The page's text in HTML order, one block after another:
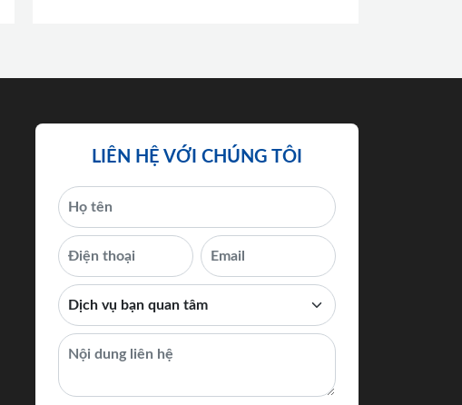
LIÊN HỆ VỚI CHÚNG TÔI